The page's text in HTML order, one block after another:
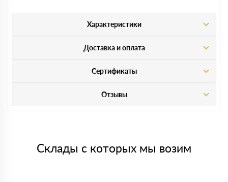
Характеристики
Доставка и оплата
Сертификаты
Отзывы
Склады с которых мы возим